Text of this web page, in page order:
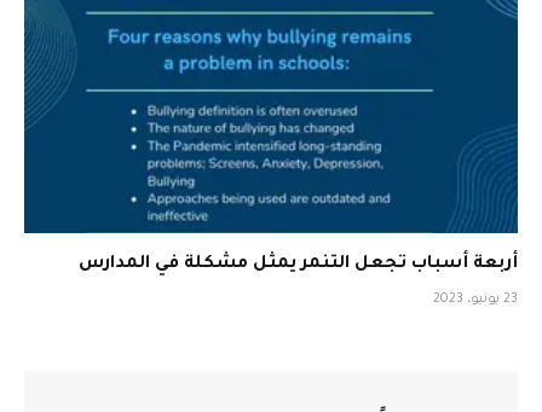
أربعة أسباب تجعل التنمر يمثل مشكلة في المدارس
23 يونيو، 2023